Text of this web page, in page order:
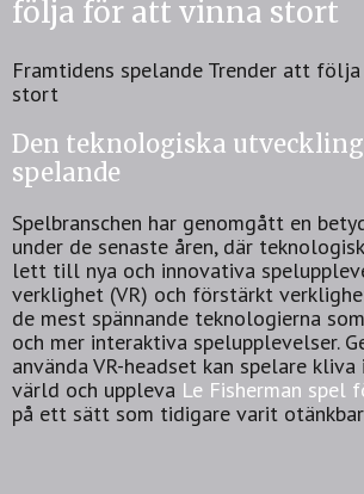
följa för att vinna stort
Framtidens spelande Trender att
stort
Den teknologiska
spelande
Spelbranschen har genomgått en
under de senaste åren, där
lett till nya och innovativa
verklighet (VR) och förstärkt
de mest spännande teknologierna
och mer interaktiva spelupplevelser.
använda VR-headset kan spelare
värld och uppleva Le Fisherman spel
på ett sätt som tidigare varit